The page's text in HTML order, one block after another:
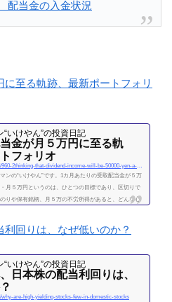
配当金の入金状況
至る軌跡、最新ポートフォリ
いけやん”の投資日記
金が月５万円に至る軌
フォリオ
ンの“いけやん”です。1カ月あたりの受取配当金が５万
月５万円というのは、ひとつの目標であり、区切りで
りや保有銘柄、月５万の不労所得があると、どんな心
のこと不労所得という名の受取配当金、月５万円に到達
回りは、なぜ低いのか？
いけやん”の投資日記
日本株の配当利回りは、
why-are-high-yielding-stocks-few-in-domestic-stocks